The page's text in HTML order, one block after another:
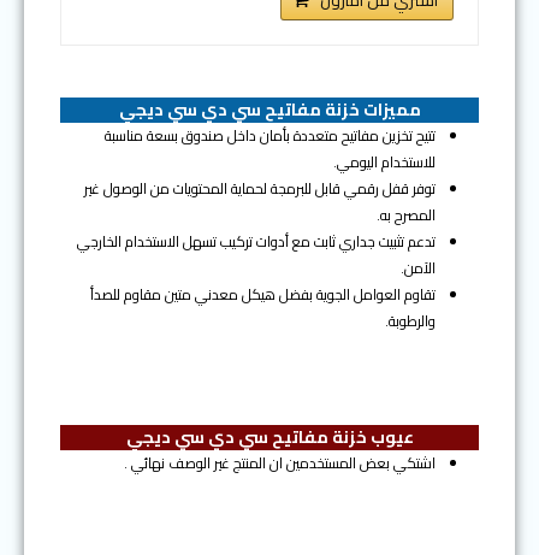
مميزات خزنة مفاتيح سي دي سي ديجي
تتيح تخزين مفاتيح متعددة بأمان داخل صندوق بسعة مناسبة
للاستخدام اليومي.
توفر قفل رقمي قابل للبرمجة لحماية المحتويات من الوصول غير
المصرح به.
تدعم تثبيت جداري ثابت مع أدوات تركيب تسهل الاستخدام الخارجي
الآمن.
تقاوم العوامل الجوية بفضل هيكل معدني متين مقاوم للصدأ
والرطوبة.
عيوب خزنة مفاتيح سي دي سي ديجي
اشتكي بعض المستخدمين ان المنتج غير الوصف نهائي .